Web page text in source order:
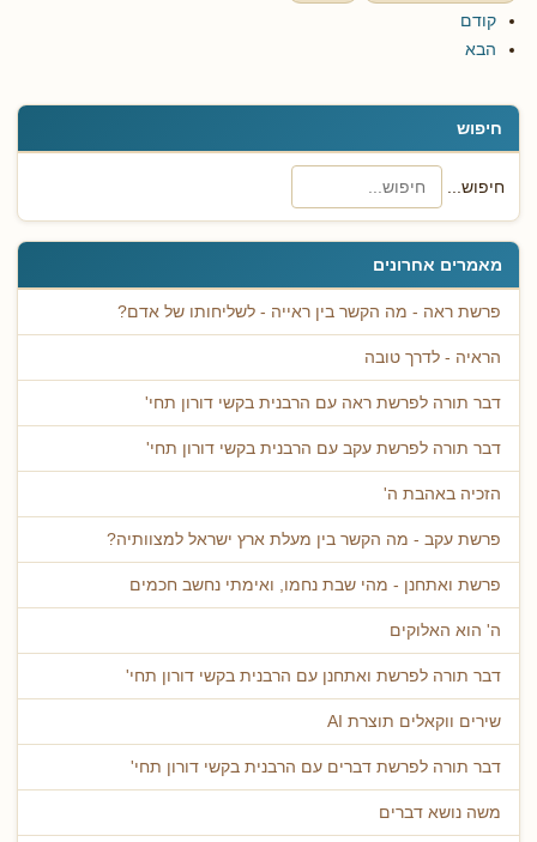
חיפוש
חיפוש...
מאמרים אחרונים
פרשת ראה - מה הקשר בין ראייה - לשליחותו של אדם?
הראיה - לדרך טובה
דבר תורה לפרשת ראה עם הרבנית בקשי דורון תחי'
דבר תורה לפרשת עקב עם הרבנית בקשי דורון תחי'
הזכיה באהבת ה'
פרשת עקב - מה הקשר בין מעלת ארץ ישראל למצוותיה?
פרשת ואתחנן - מהי שבת נחמו, ואימתי נחשב חכמים
ה' הוא האלוקים
דבר תורה לפרשת ואתחנן עם הרבנית בקשי דורון תחי'
שירים ווקאלים תוצרת AI
דבר תורה לפרשת דברים עם הרבנית בקשי דורון תחי'
משה נושא דברים
קודם
הבא